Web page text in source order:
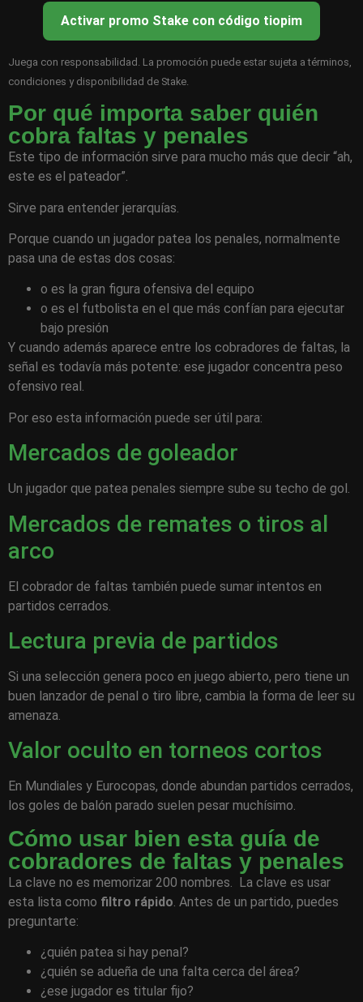
Activar promo Stake con código tiopim
Juega con responsabilidad. La promoción puede estar sujeta a términos,
condiciones y disponibilidad de Stake.
Por qué importa saber quién
cobra faltas y penales
Este tipo de información sirve para mucho más que decir “ah,
este es el pateador”.
Sirve para entender jerarquías.
Porque cuando un jugador patea los penales, normalmente
pasa una de estas dos cosas:
o es la gran figura ofensiva del equipo
o es el futbolista en el que más confían para ejecutar
bajo presión
Y cuando además aparece entre los cobradores de faltas, la
señal es todavía más potente: ese jugador concentra peso
ofensivo real.
Por eso esta información puede ser útil para:
Mercados de goleador
Un jugador que patea penales siempre sube su techo de gol.
Mercados de remates o tiros al
arco
El cobrador de faltas también puede sumar intentos en
partidos cerrados.
Lectura previa de partidos
Si una selección genera poco en juego abierto, pero tiene un
buen lanzador de penal o tiro libre, cambia la forma de leer su
amenaza.
Valor oculto en torneos cortos
En Mundiales y Eurocopas, donde abundan partidos cerrados,
los goles de balón parado suelen pesar muchísimo.
Cómo usar bien esta guía de
cobradores de faltas y penales
La clave no es memorizar 200 nombres. La clave es usar
esta lista como filtro rápido . Antes de un partido, puedes
preguntarte:
¿quién patea si hay penal?
¿quién se adueña de una falta cerca del área?
¿ese jugador es titular fijo?